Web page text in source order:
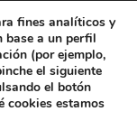
fines analíticos y
base a un perfil
(por ejemplo,
el siguiente
el botón
cookies estamos